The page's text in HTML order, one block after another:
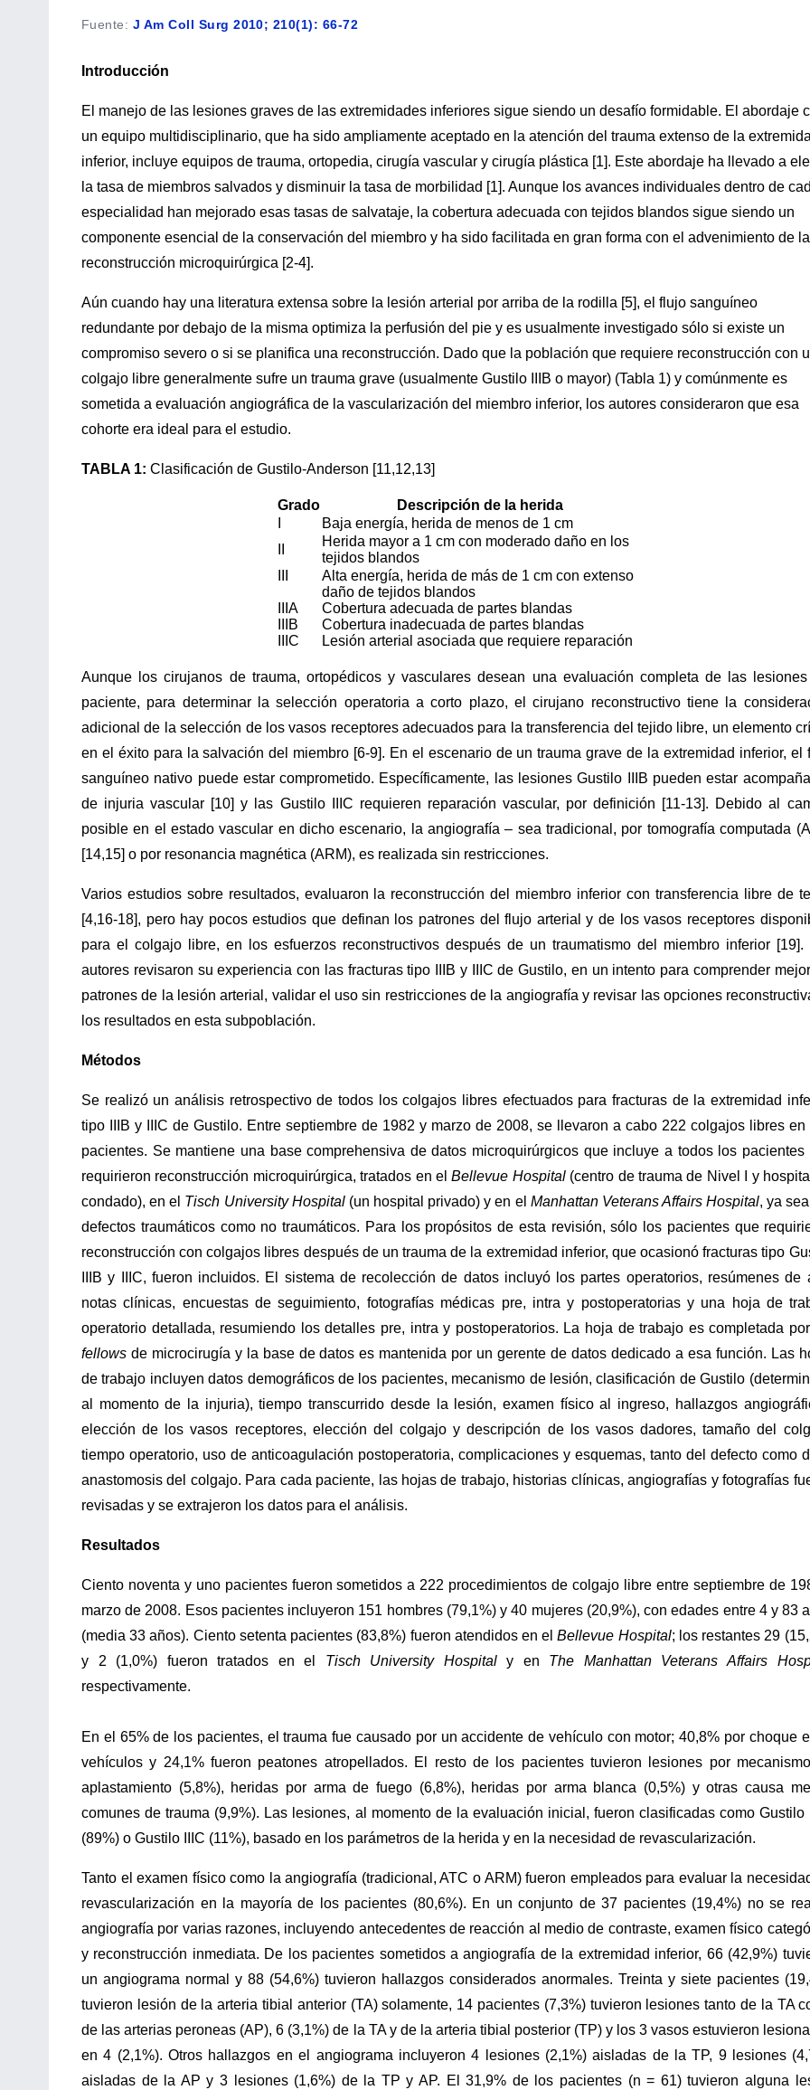
Fuente: J Am Coll Surg 2010; 210(1): 66-72
Introducción
El manejo de las lesiones graves de las extremidades inferiores sigue siendo un desafío formidable. El abordaje
un equipo multidisciplinario, que ha sido ampliamente aceptado en la atención del trauma extenso de la
inferior, incluye equipos de trauma, ortopedia, cirugía vascular y cirugía plástica [1]. Este abordaje ha llevado a
la tasa de miembros salvados y disminuir la tasa de morbilidad [1]. Aunque los avances individuales dentro de
especialidad han mejorado esas tasas de salvataje, la cobertura adecuada con tejidos blandos sigue siendo un
componente esencial de la conservación del miembro y ha sido facilitada en gran forma con el advenimiento de la
reconstrucción microquirúrgica [2-4].
Aún cuando hay una literatura extensa sobre la lesión arterial por arriba de la rodilla [5], el flujo sanguíneo
redundante por debajo de la misma optimiza la perfusión del pie y es usualmente investigado sólo si existe un
compromiso severo o si se planifica una reconstrucción. Dado que la población que requiere reconstrucción con
colgajo libre generalmente sufre un trauma grave (usualmente Gustilo IIIB o mayor) (Tabla 1) y comúnmente es
sometida a evaluación angiográfica de la vascularización del miembro inferior, los autores consideraron que esa
cohorte era ideal para el estudio.
TABLA 1: Clasificación de Gustilo-Anderson [11,12,13]
Grado
Descripción de la herida
Baja energía, herida de menos de 1 cm
Herida mayor a 1 cm con moderado daño en los
tejidos blandos
IIIA
IIIB
IIIC
Alta energía, herida de más de 1 cm con extenso
daño de tejidos blandos
Cobertura adecuada de partes blandas
Cobertura inadecuada de partes blandas
Lesión arterial asociada que requiere reparación
Aunque los cirujanos de trauma, ortopédicos y vasculares desean una evaluación completa de las lesiones
paciente, para determinar la selección operatoria a corto plazo, el cirujano reconstructivo tiene la
adicional de la selección de los vasos receptores adecuados para la transferencia del tejido libre, un elemento
en el éxito para la salvación del miembro [6-9]. En el escenario de un trauma grave de la extremidad inferior, el
sanguíneo nativo puede estar comprometido. Específicamente, las lesiones Gustilo IIIB pueden estar
de injuria vascular [10] y las Gustilo IIIC requieren reparación vascular, por definición [11-13]. Debido al
posible en el estado vascular en dicho escenario, la angiografía – sea tradicional, por tomografía computada
[14,15] o por resonancia magnética (ARM), es realizada sin restricciones.
Varios estudios sobre resultados, evaluaron la reconstrucción del miembro inferior con transferencia libre de
[4,16-18], pero hay pocos estudios que definan los patrones del flujo arterial y de los vasos receptores
para el colgajo libre, en los esfuerzos reconstructivos después de un traumatismo del miembro inferior [19].
autores revisaron su experiencia con las fracturas tipo IIIB y IIIC de Gustilo, en un intento para comprender
patrones de la lesión arterial, validar el uso sin restricciones de la angiografía y revisar las opciones
los resultados en esta subpoblación.
Métodos
Se realizó un análisis retrospectivo de todos los colgajos libres efectuados para fracturas de la extremidad
tipo IIIB y IIIC de Gustilo. Entre septiembre de 1982 y marzo de 2008, se llevaron a cabo 222 colgajos libres en
pacientes. Se mantiene una base comprehensiva de datos microquirúrgicos que incluye a todos los pacientes
requirieron reconstrucción microquirúrgica, tratados en elBellevue Hospital (centro de trauma de Nivel I y
condado), en el Tisch University Hospital (un hospital privado) y en el Manhattan Veterans Affairs Hospital, ya
defectos traumáticos como no traumáticos. Para los propósitos de esta revisión, sólo los pacientes que
reconstrucción con colgajos libres después de un trauma de la extremidad inferior, que ocasionó fracturas tipo
IIIB y IIIC, fueron incluidos. El sistema de recolección de datos incluyó los partes operatorios, resúmenes de
notas clínicas, encuestas de seguimiento, fotografías médicas pre, intra y postoperatorias y una hoja de
operatorio detallada, resumiendo los detalles pre, intra y postoperatorios. La hoja de trabajo es completada
fellows de microcirugía y la base de datos es mantenida por un gerente de datos dedicado a esa función. Las
de trabajo incluyen datos demográficos de los pacientes, mecanismo de lesión, clasificación de Gustilo
al momento de la injuria), tiempo transcurrido desde la lesión, examen físico al ingreso, hallazgos
elección de los vasos receptores, elección del colgajo y descripción de los vasos dadores, tamaño del
tiempo operatorio, uso de anticoagulación postoperatoria, complicaciones y esquemas, tanto del defecto como
anastomosis del colgajo. Para cada paciente, las hojas de trabajo, historias clínicas, angiografías y fotografías
revisadas y se extrajeron los datos para el análisis.
Resultados
Ciento noventa y uno pacientes fueron sometidos a 222 procedimientos de colgajo libre entre septiembre de
marzo de 2008. Esos pacientes incluyeron 151 hombres (79,1%) y 40 mujeres (20,9%), con edades entre 4 y 83
(media 33 años). Ciento setenta pacientes (83,8%) fueron atendidos en elBellevue Hospital; los restantes 29
y 2 (1,0%) fueron tratados en el Tisch University Hospitaly en The Manhattan Veterans Affairs
respectivamente.
En el 65% de los pacientes, el trauma fue causado por un accidente de vehículo con motor; 40,8% por choque
vehículos y 24,1% fueron peatones atropellados. El resto de los pacientes tuvieron lesiones por
aplastamiento (5,8%), heridas por arma de fuego (6,8%), heridas por arma blanca (0,5%) y otras causa
comunes de trauma (9,9%). Las lesiones, al momento de la evaluación inicial, fueron clasificadas como Gustilo
(89%) o Gustilo IIIC (11%), basado en los parámetros de la herida y en la necesidad de revascularización.
Tanto el examen físico como la angiografía (tradicional, ATC o ARM) fueron empleados para evaluar la
revascularización en la mayoría de los pacientes (80,6%). En un conjunto de 37 pacientes (19,4%) no se
angiografía por varias razones, incluyendo antecedentes de reacción al medio de contraste, examen físico
y reconstrucción inmediata. De los pacientes sometidos a angiografía de la extremidad inferior, 66 (42,9%)
un angiograma normal y 88 (54,6%) tuvieron hallazgos considerados anormales. Treinta y siete pacientes
tuvieron lesión de la arteria tibial anterior (TA) solamente, 14 pacientes (7,3%) tuvieron lesiones tanto de la TA
de las arterias peroneas (AP), 6 (3,1%) de la TA y de la arteria tibial posterior (TP) y los 3 vasos estuvieron
en 4 (2,1%). Otros hallazgos en el angiograma incluyeron 4 lesiones (2,1%) aisladas de la TP, 9 lesiones
aisladas de la AP y 3 lesiones (1,6%) de la TP y AP. El 31,9% de los pacientes (n = 61) tuvieron alguna